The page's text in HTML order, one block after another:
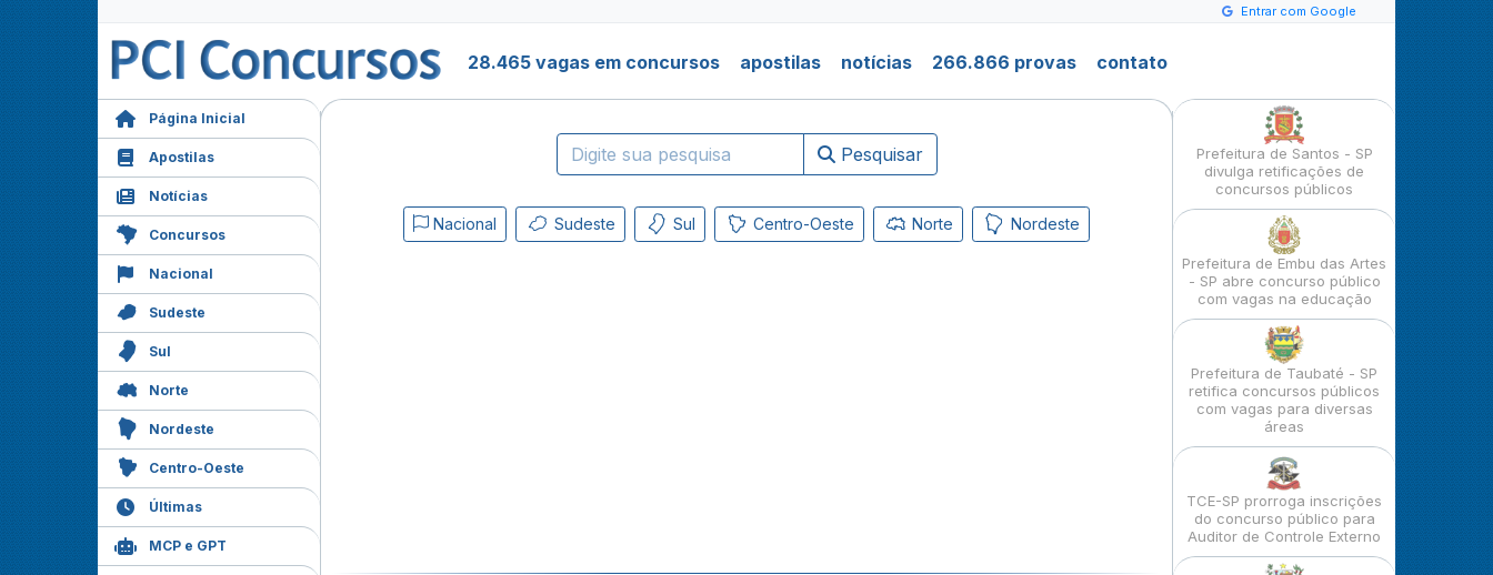
Entrar com Google
28.465 vagas em concursos apostilas notícias 266.866 provas contato
Página Inicial
Apostilas
Notícias
Concursos
Nacional
Sudeste
Sul
Norte
Nordeste
Centro-Oeste
Últimas
MCP e GPT
Pesquisar
Nacional Sudeste Sul Centro-Oeste Norte Nordeste
Prefeitura de Santos - SP
divulga retificações de
concursos públicos
Prefeitura de Embu das Artes
- SP abre concurso público
com vagas na educação
Prefeitura de Taubaté - SP
retifica concursos públicos
com vagas para diversas
áreas
TCE-SP prorroga inscrições
do concurso público para
Auditor de Controle Externo